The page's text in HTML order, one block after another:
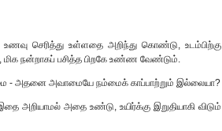
செரித்து உள்ளதை அறிந்து கொண்டு, உடம்பிற்கு
நன்றாகப் பசித்த பிறகே உண்ண வேண்டும்.
- அதனை அவாமையே நம்மைக் காப்பாற்றும் இல்லையா?
அறியாமல் அதை உண்டு, உயிர்க்கு இறுதியாகி விடும்